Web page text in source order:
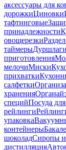
аксессуары для
дорожкиЦиновки
тафтинговые
принадлежности
овощерезки
таймеры
приготовления
мелочиМиски
прихватки
салфетки
хранения
специйПосуда
рейлинги
упаковка
контейнеры
шоколадСиропы
дистилляция